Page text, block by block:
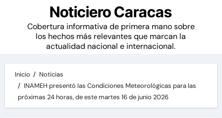
Noticiero Caracas
Cobertura informativa de primera mano sobre
los hechos más relevantes que marcan la
actualidad nacional e internacional.
Inicio
Noticias
INAMEH presentó las Condiciones Meteorológicas para las
próximas 24 horas, de este martes 16 de junio 2026